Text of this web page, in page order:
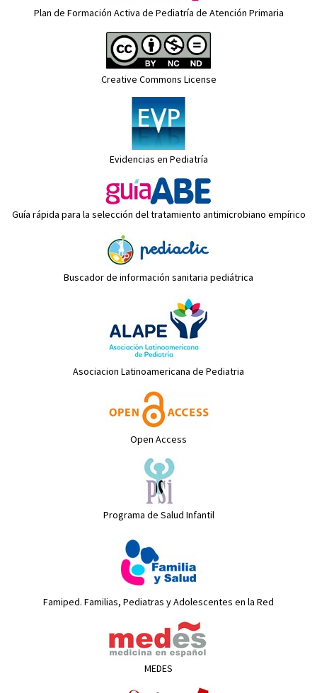
Plan de Formación Activa de Pediatría de Atención Primaria
Creative Commons License
Evidencias en Pediatría
Guía rápida para la selección del tratamiento antimicrobiano empírico
Buscador de información sanitaria pediátrica
Asociacion Latinoamericana de Pediatria
Open Access
Programa de Salud Infantil
Famiped. Familias, Pediatras y Adolescentes en la Red
MEDES